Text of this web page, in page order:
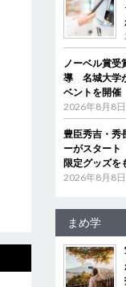
ノーベル賞受
導 名城大学
ベントを開催
2026年8月8日
豊臣秀吉・秀
ーがスター
限定グッズを
2026年8月8日
まめ学